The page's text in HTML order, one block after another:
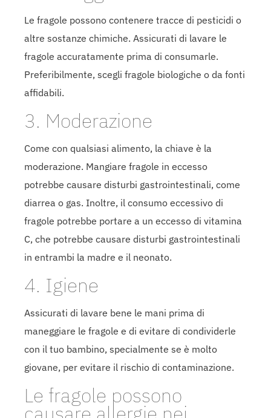
Le fragole possono contenere tracce di pesticidi o
altre sostanze chimiche. Assicurati di lavare le
fragole accuratamente prima di consumarle.
Preferibilmente, scegli fragole biologiche o da fonti
affidabili.
3. Moderazione
Come con qualsiasi alimento, la chiave è la
moderazione. Mangiare fragole in eccesso
potrebbe causare disturbi gastrointestinali, come
diarrea o gas. Inoltre, il consumo eccessivo di
fragole potrebbe portare a un eccesso di vitamina
C, che potrebbe causare disturbi gastrointestinali
in entrambi la madre e il neonato.
4. Igiene
Assicurati di lavare bene le mani prima di
maneggiare le fragole e di evitare di condividerle
con il tuo bambino, specialmente se è molto
giovane, per evitare il rischio di contaminazione.
Le fragole possono